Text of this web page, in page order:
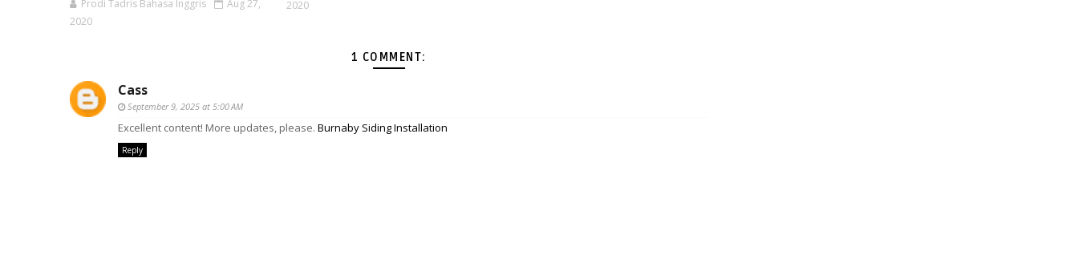
Prodi Tadris Bahasa Inggris
Aug 27,
2020
2020
1 COMMENT:
Cass
September 9, 2025 at 5:00 AM
Excellent content! More updates, please. Burnaby Siding Installation
Reply